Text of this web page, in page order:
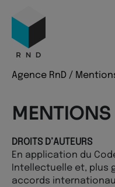
Recherche
Pied de page
Agence RnD /
MENTIONS
DROITS D’AUTEURS
En application du
Intellectuelle et, plus
accords